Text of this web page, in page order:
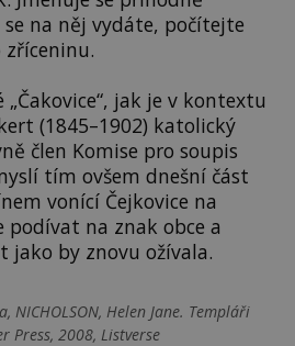
na něj vydáte, počítejte
jak je v kontextu
(1845–1902) katolický
člen Komise pro soupis
tím ovšem dnešní část
vonící Čejkovice na
podívat na znak obce a
by znovu ožívala.
NICHOLSON, Helen Jane. Templáři
Press, 2008, Listverse